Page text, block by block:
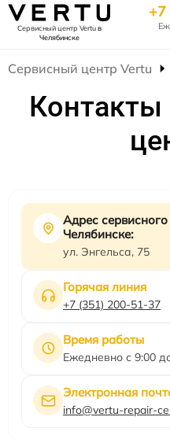
Сервисный центр Vertuв
Челябинске
Сервисный центр Vertu
Контакты
Адрес
Челябинске:
ул. Энгельса, 75
Горячая линия
+7 (351) 200-51-37
Время работы
Ежедневно с 9:00
Электронная
info@vertu-repair-